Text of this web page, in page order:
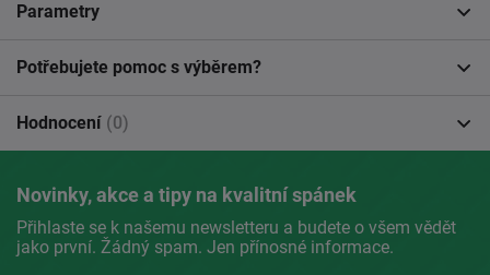
Parametry
Potřebujete pomoc s výběrem?
Hodnocení (0)
Novinky, akce a tipy na kvalitní spánek
Přihlaste se k našemu newsletteru a budete o všem vědět
jako první. Žádný spam. Jen přínosné informace.